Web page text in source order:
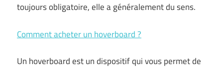
toujours obligatoire, elle a généralement du sens.
Comment acheter un hoverboard ?
Un hoverboard est un dispositif qui vous permet de